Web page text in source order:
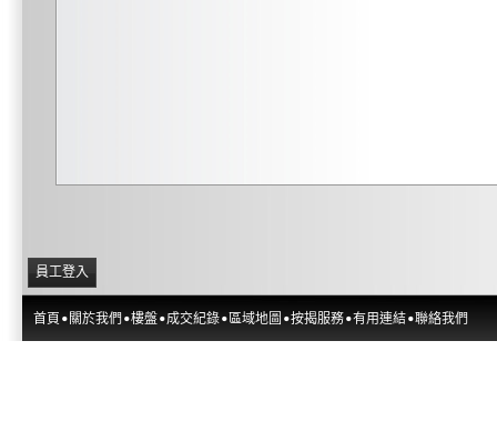
員工登入
首頁 關於我們 樓盤 成交紀錄 區域地圖 按揭服務 有用連結 聯絡我們